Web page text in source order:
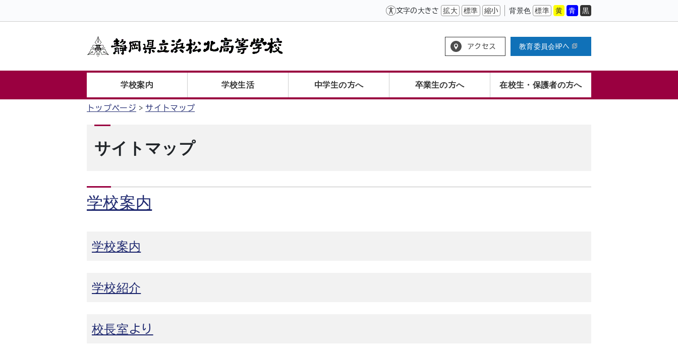
文字の大きさ 拡大 標準 縮小 背景色 標準 黄 青 黒
アクセス 教育委員会HPへ
学校案内 学校生活 中学生の方へ 卒業生の方へ 在校生・保護者の方へ
トップページ サイトマップ
サイトマップ
学校案内
学校案内
学校紹介
校長室より